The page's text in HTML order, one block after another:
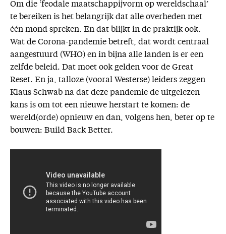
Om die ‘feodale maatschappijvorm op wereldschaal’
te bereiken is het belangrijk dat alle overheden met
één mond spreken. En dat blijkt in de praktijk ook.
Wat de Corona-pandemie betreft, dat wordt centraal
aangestuurd (WHO) en in bijna alle landen is er een
zelfde beleid. Dat moet ook gelden voor de Great
Reset. En ja, talloze (vooral Westerse) leiders zeggen
Klaus Schwab na dat deze pandemie de uitgelezen
kans is om tot een nieuwe herstart te komen: de
wereld(orde) opnieuw en dan, volgens hen, beter op te
bouwen: Build Back Better.